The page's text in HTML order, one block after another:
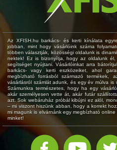
Az XFISH.hu barkács- és kerti kínálata
jobban, mint hogy vásárlóink száma
többen választják, közösségi oldalunk is
nektek! Ez is bizonyítja, hogy az oldalunk
segítséget nyújtani. Vásárlóinkat arra
barkács- vagy kerti eszközeiket, ahol
megbízható forrásból származó
vásárlásról számlát adunk, és egy év múlva is
Számunkra természetes, hogy ha egy
akár személyesen vette át, akár futár
azt. Sok webáruház próbál kibújni ez alól,
– mi viszont hiszünk abban, hogy a korrekt
mi magunk is elvárnánk egy megbízható
minket!